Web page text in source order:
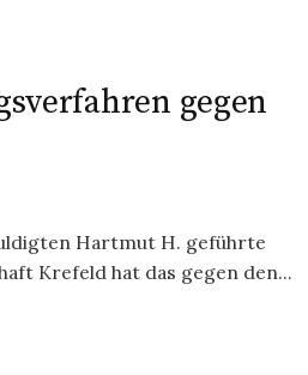
gegen
Hartmut H. geführte
Krefeld hat das gegen den...